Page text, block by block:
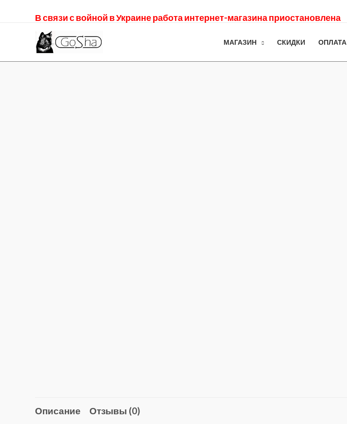
В связи с войной в Украине работа интернет-магазина приостановлена
МАГАЗИН СКИДКИ ОПЛАТА
Описание Отзывы (0)